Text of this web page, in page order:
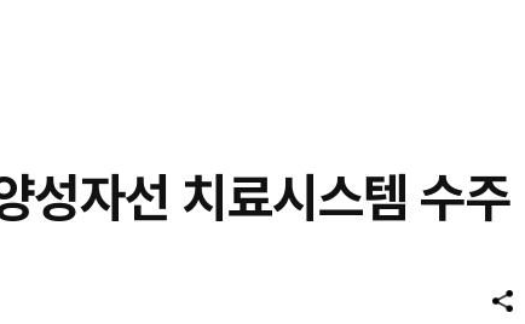
자선 치료시스템 수주
공